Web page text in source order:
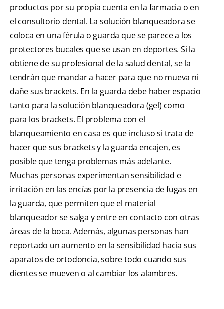
productos por su propia cuenta en la farmacia o en
el consultorio dental. La solución blanqueadora se
coloca en una férula o guarda que se parece a los
protectores bucales que se usan en deportes. Si la
obtiene de su profesional de la salud dental, se la
tendrán que mandar a hacer para que no mueva ni
dañe sus brackets. En la guarda debe haber espacio
tanto para la solución blanqueadora (gel) como
para los brackets. El problema con el
blanqueamiento en casa es que incluso si trata de
hacer que sus brackets y la guarda encajen, es
posible que tenga problemas más adelante.
Muchas personas experimentan sensibilidad e
irritación en las encías por la presencia de fugas en
la guarda, que permiten que el material
blanqueador se salga y entre en contacto con otras
áreas de la boca. Además, algunas personas han
reportado un aumento en la sensibilidad hacia sus
aparatos de ortodoncia, sobre todo cuando sus
dientes se mueven o al cambiar los alambres.